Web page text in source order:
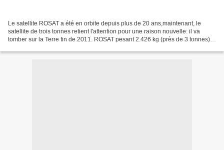
Le satellite ROSAT a été en orbite depuis plus de 20 ans,maintenant, le
satellite de trois tonnes retient l'attention pour une raison nouvelle: il va
tomber sur la Terre fin de 2011. ROSAT pesant 2.426 kg (près de 3 tonnes)